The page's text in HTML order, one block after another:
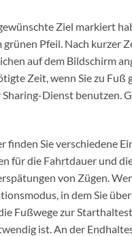
gewünschte Ziel markiert
grünen Pfeil. Nach kurzer
auf dem Bildschirm
Zeit, wenn Sie zu
Sharing-Dienst benutzen.
finden Sie verschiedene
für die Fahrtdauer und
von Zügen.
in dem Sie
Fußwege zur
ist. An der